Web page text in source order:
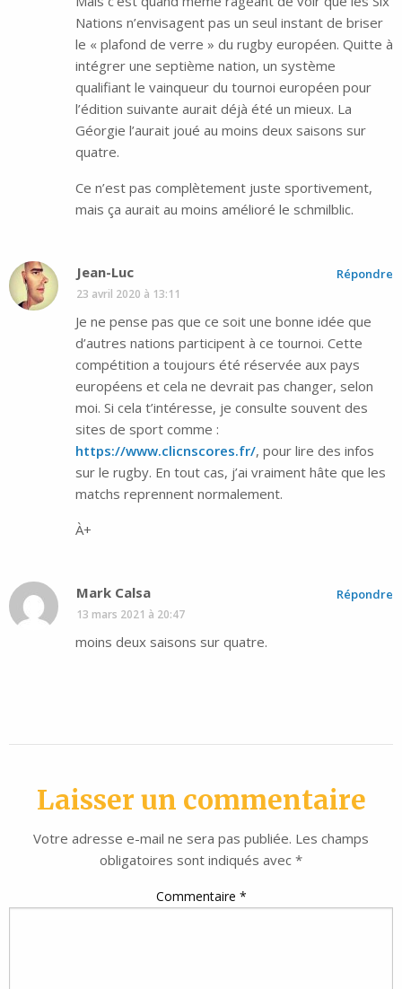
Nations n’envisagent pas un seul instant de briser
le « plafond de verre » du rugby européen. Quitte à
intégrer une septième nation, un système
qualifiant le vainqueur du tournoi européen pour
l’édition suivante aurait déjà été un mieux. La
Géorgie l’aurait joué au moins deux saisons sur
quatre.
Ce n’est pas complètement juste sportivement,
mais ça aurait au moins amélioré le schmilblic.
Jean-Luc
23 avril 2020 à 13:11
Je ne pense pas que ce soit une bonne idée que
d’autres nations participent à ce tournoi. Cette
compétition a toujours été réservée aux pays
européens et cela ne devrait pas changer, selon
moi. Si cela t’intéresse, je consulte souvent des
sites de sport comme :
https://www.clicnscores.fr/, pour lire des infos
sur le rugby. En tout cas, j’ai vraiment hâte que les
matchs reprennent normalement.
À+
Répondre
Mark Calsa
13 mars 2021 à 20:47
moins deux saisons sur quatre.
Répondre
Laisser un commentaire
Votre adresse e-mail ne sera pas publiée. Les champs
obligatoires sont indiqués avec *
Commentaire *